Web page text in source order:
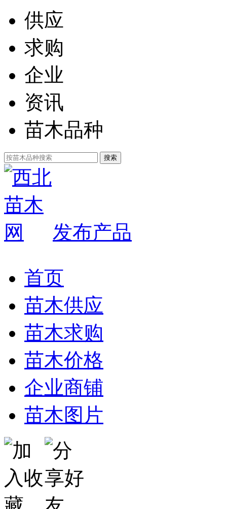
供应
求购
企业
资讯
苗木品种
发布产品
首页
苗木供应
苗木求购
苗木价格
企业商铺
苗木图片